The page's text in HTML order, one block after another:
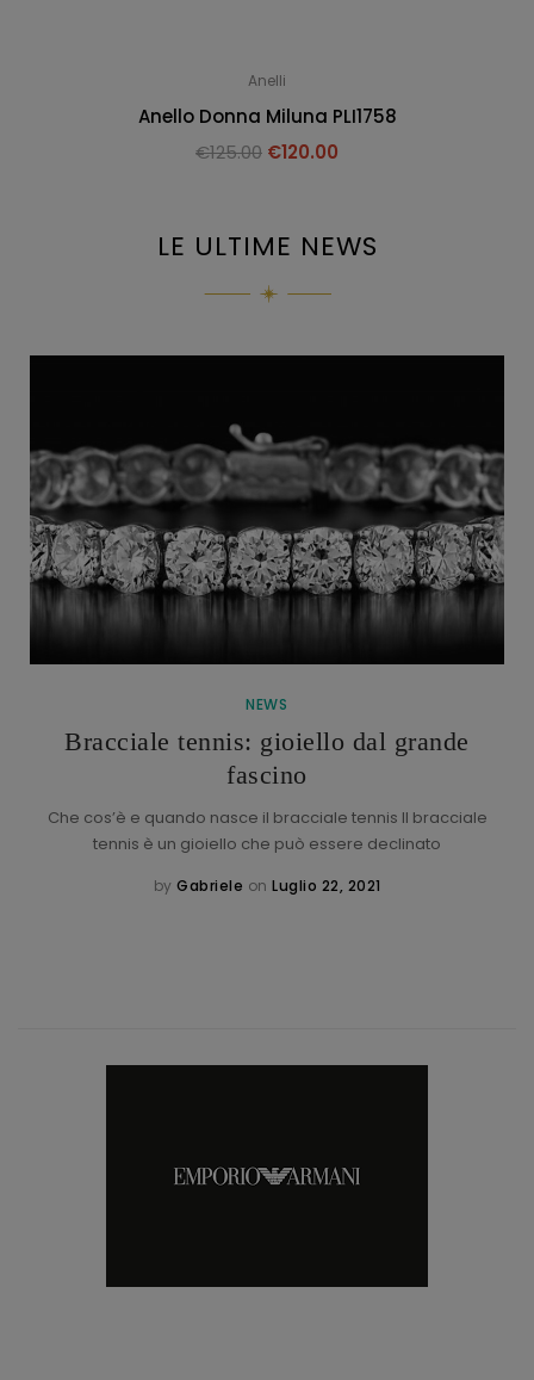
Anelli
Anello Donna Miluna PLI1758
€125.00 €120.00
LE ULTIME NEWS
NEWS
Bracciale tennis: gioiello dal grande
fascino
Che cos’è e quando nasce il bracciale tennis Il bracciale
tennis è un gioiello che può essere declinato
by Gabriele on Luglio 22, 2021